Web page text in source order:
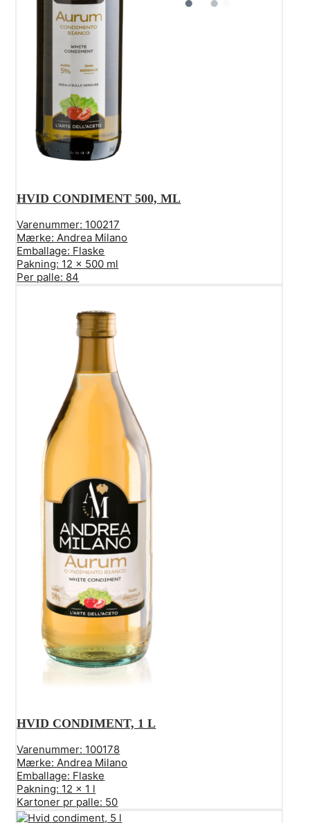
HVID CONDIMENT 500, ML
Varenummer: 100217
Mærke: Andrea Milano
Emballage: Flaske
Pakning: 12 x 500 ml
Per palle: 84
HVID CONDIMENT, 1 L
Varenummer: 100178
Mærke: Andrea Milano
Emballage: Flaske
Pakning: 12 x 1 l
Kartoner pr palle: 50